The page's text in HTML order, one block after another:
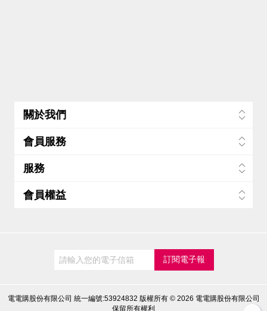
關於我們
會員服務
服務
會員權益
電電購股份有限公司 統一編號:53924832 版權所有 © 2026 電電購股份有限公司
保留所有權利